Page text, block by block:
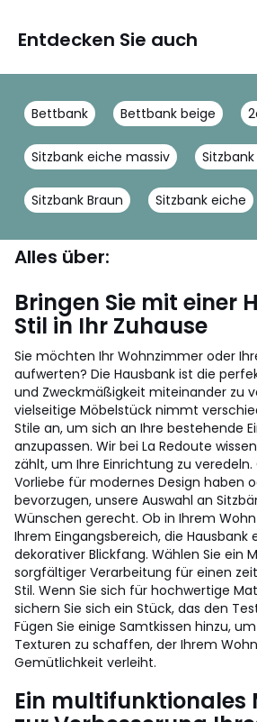
Entdecken Sie auch
Bettbank Bettbank beige
Sitzbank eiche massiv
Sitzbank Braun Sitzbank eiche
Alles über:
Bringen Sie mit einer
Stil in Ihr Zuhause
Sie möchten Ihr Wohnzimmer oder
aufwerten? Die Hausbank ist die
und Zweckmäßigkeit miteinander zu
vielseitige Möbelstück nimmt
Stile an, um sich an Ihre bestehende
anzupassen. Wir bei La Redoute
zählt, um Ihre Einrichtung zu veredeln.
Vorliebe für modernes Design haben
bevorzugen, unsere Auswahl an
Wünschen gerecht. Ob in Ihrem
Ihrem Eingangsbereich, die Hausbank
dekorativer Blickfang. Wählen Sie ein
sorgfältiger Verarbeitung für einen
Stil. Wenn Sie sich für hochwertige
sichern Sie sich ein Stück, das den
Fügen Sie einige Samtkissen hinzu,
Texturen zu schaffen, der Ihrem
Gemütlichkeit verleiht.
Ein multifunktionales